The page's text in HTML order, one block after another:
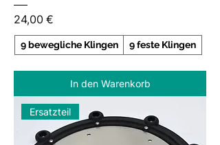
Preis
24,00 €
9 bewegliche Klingen 9 feste Klingen
In den Warenkorb
Ersatzteil